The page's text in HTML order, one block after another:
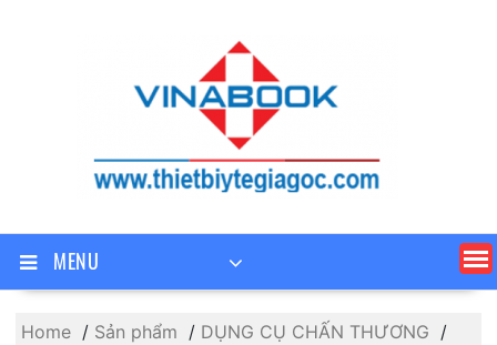
MENU
Home Sản phẩm
DỤNG CỤ CHẤN THƯƠNG